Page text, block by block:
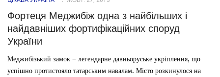
Фортеця Меджибіж одна з найбільших і
найдавніших фортифікаційних споруд
України
Меджибізький замок – легендарне давньоруське укріплення, що
успішно протистояло татарським навалам. Місто розкинулося на